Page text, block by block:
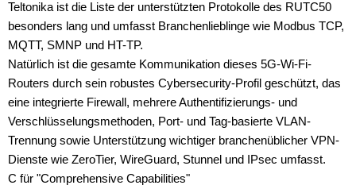
Teltonika ist die Liste der unterstützten Protokolle des RUTC50
besonders lang und umfasst Branchenlieblinge wie Modbus TCP,
MQTT, SMNP und HT-TP.
Natürlich ist die gesamte Kommunikation dieses 5G-Wi-Fi-
Routers durch sein robustes Cybersecurity-Profil geschützt, das
eine integrierte Firewall, mehrere Authentifizierungs- und
Verschlüsselungsmethoden, Port- und Tag-basierte VLAN-
Trennung sowie Unterstützung wichtiger branchenüblicher VPN-
Dienste wie ZeroTier, WireGuard, Stunnel und IPsec umfasst.
C für "Comprehensive Capabilities"